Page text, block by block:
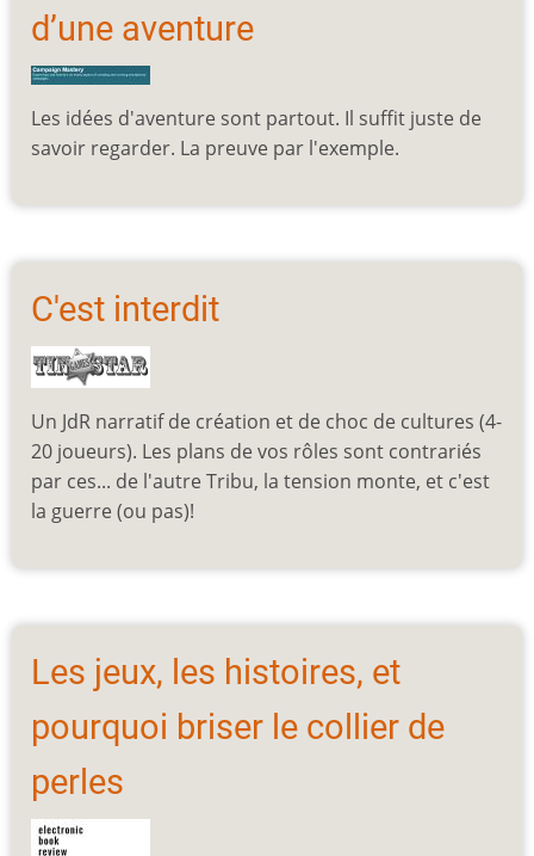
d’une aventure
Les idées d'aventure sont partout. Il suffit juste de
savoir regarder. La preuve par l'exemple.
C'est interdit
Un JdR narratif de création et de choc de cultures (4-
20 joueurs). Les plans de vos rôles sont contrariés
par ces... de l'autre Tribu, la tension monte, et c'est
la guerre (ou pas)!
Les jeux, les histoires, et
pourquoi briser le collier de
perles